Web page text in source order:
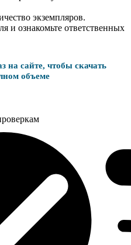
экземпляров.
и ознакомьте ответственных
на сайте, чтобы скачать
объеме